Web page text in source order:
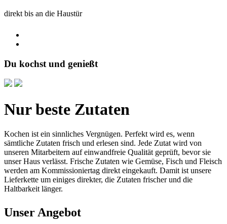
direkt bis an die Haustür
Du kochst und genießt
Nur beste Zutaten
Kochen ist ein sinnliches Vergnügen. Perfekt wird es, wenn
sämtliche Zutaten frisch und erlesen sind. Jede Zutat wird von
unseren Mitarbeitern auf einwandfreie Qualität geprüft, bevor sie
unser Haus verlässt. Frische Zutaten wie Gemüse, Fisch und Fleisch
werden am Kommissioniertag direkt eingekauft. Damit ist unsere
Lieferkette um einiges direkter, die Zutaten frischer und die
Haltbarkeit länger.
Unser Angebot